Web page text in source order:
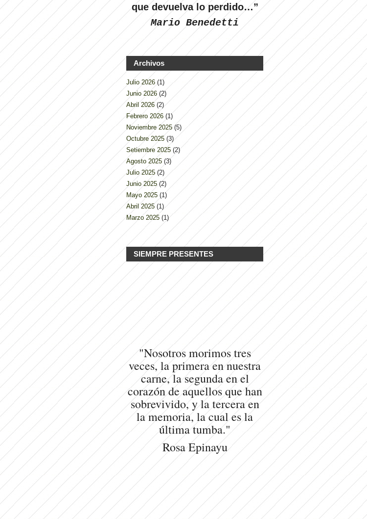
que devuelva lo perdido…”
Mario Benedetti
Archivos
Julio 2026 (1)
Junio 2026 (2)
Abril 2026 (2)
Febrero 2026 (1)
Noviembre 2025 (5)
Octubre 2025 (3)
Setiembre 2025 (2)
Agosto 2025 (3)
Julio 2025 (2)
Junio 2025 (2)
Mayo 2025 (1)
Abril 2025 (1)
Marzo 2025 (1)
SIEMPRE PRESENTES
"Nosotros morimos tres
veces, la primera en nuestra
carne, la segunda en el
corazón de aquellos que han
sobrevivido, y la tercera en
la memoria, la cual es la
última tumba."
Rosa Epinayu